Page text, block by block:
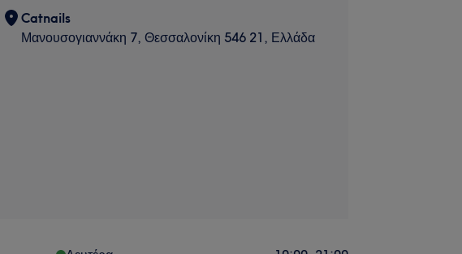
Catnails
Μανουσογιαννάκη 7, Θεσσαλονίκη 546 21, Ελλάδα